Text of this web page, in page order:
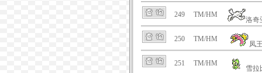
249 TM/HM
洛奇
250 TM/HM
凤
251 TM/HM
雪拉